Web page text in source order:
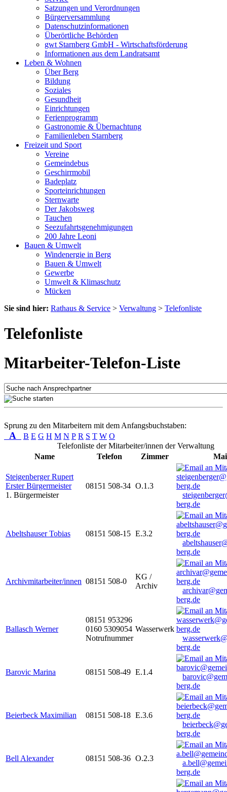
Satzungen und Verordnungen
Bürgerversammlung
Datenschutzinformationen
Überörtliche Behörden
gwt Starnberg GmbH - Wirtschaftsförderung
Informationen aus dem Landratsamt
Leben & Wohnen
Über Berg
Bildung
Soziales
Gesundheit
Einrichtungen
Ferienprogramm
Gastronomie & Übernachtung
Familienleben Starnberg
Freizeit und Sport
Vereine
Gemeindebus
Geschirrmobil
Badeplatz
Sporteinrichtungen
Sternwarte
Der Jakobsweg
Tauchen
Seezufahrtsgenehmigungen
200 Jahre Leoni
Bauen & Umwelt
Windenergie in Berg
Bauen & Umwelt
Gewerbe
Umwelt & Klimaschutz
Mücken
Sie sind hier: Rathaus & Service > Verwaltung > Telefonliste
Telefonliste
Mitarbeiter-Telefon-Liste
Sprung zu den Mitarbeitern mit dem Anfangsbuchstaben:
A B E G H M N P R S T W O
Telefonliste der Mitarbeiter/innen der Verwaltung
Name
Telefon Zimmer
Steigenberger Rupert
Erster Bürgermeister
1. Bürgermeister
08151 508-34 O.1.3
berg.de
Abeltshauser Tobias 08151 508-15 E.3.2
berg.de
Archivmitarbeiter/innen 08151 508-0
KG /
Archiv
berg.de
Ballasch Werner
08151 953296
0160 5309054
Notrufnummer
Wasserwerk
berg.de
Barovic Marina 08151 508-49 E.1.4
berg.de
Beierbeck Maximilian 08151 508-18 E.3.6
berg.de
Bell Alexander 08151 508-36 O.2.3
berg.de